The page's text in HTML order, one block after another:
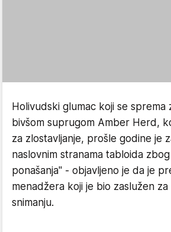
Holivudski glumac koji se sprema
bivšom suprugom Amber Herd,
za zlostavljanje, prošle godine je
naslovnim stranama tabloida
ponašanja" - objavljeno je da je
menadžera koji je bio zaslužen za
snimanju.